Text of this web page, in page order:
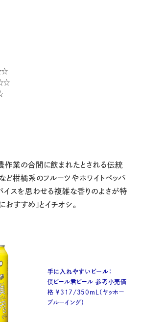
作業の合間に飲まれたとされる伝統
ど柑橘系のフルーツやホワイトペッパ
イスを思わせる複雑な香りのよさが特
おすすめ」とイチオシ。
手に入れやすいビール：
僕ビール君ビール 参考小売価
格 ¥317/350mL（ヤッホー
ブルーイング）